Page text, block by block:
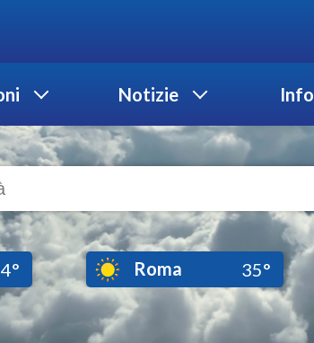
Notizie Info
Roma 35°